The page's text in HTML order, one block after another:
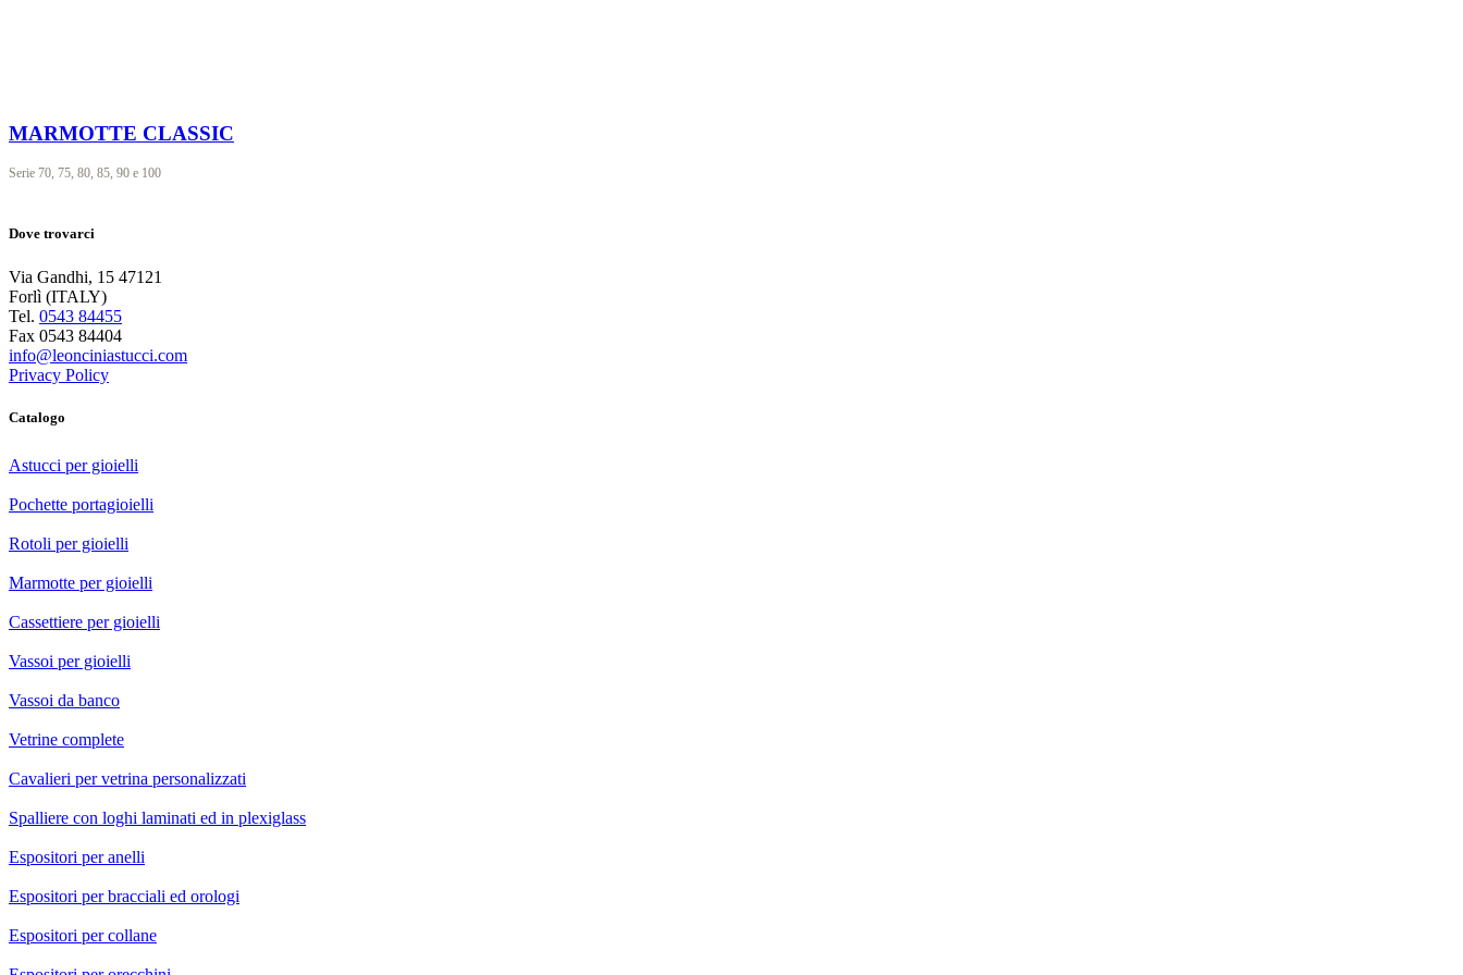
MARMOTTE CLASSIC
Serie 70, 75, 80, 85, 90 e 100
Dove trovarci
Via Gandhi, 15 47121
Forlì (ITALY)
Tel. 0543 84455
Fax 0543 84404
info@leonciniastucci.com
Privacy Policy
Catalogo
Astucci per gioielli
Pochette portagioielli
Rotoli per gioielli
Marmotte per gioielli
Cassettiere per gioielli
Vassoi per gioielli
Vassoi da banco
Vetrine complete
Cavalieri per vetrina personalizzati
Spalliere con loghi laminati ed in plexiglass
Espositori per anelli
Espositori per bracciali ed orologi
Espositori per collane